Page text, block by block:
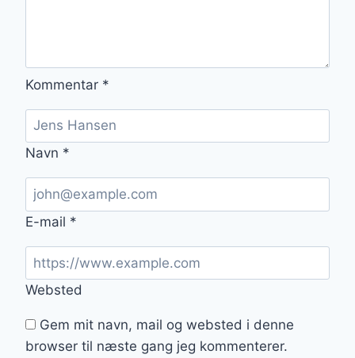
Kommentar *
Navn *
E-mail *
Websted
Gem mit navn, mail og websted i denne
browser til næste gang jeg kommenterer.